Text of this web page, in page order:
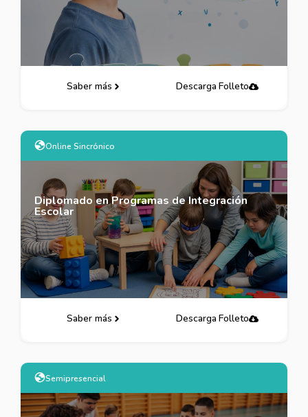
Saber más Descarga Folleto
Online Sincrónico
Diplomado en Programas de Integración
Escolar
Saber más Descarga Folleto
Semipresencial